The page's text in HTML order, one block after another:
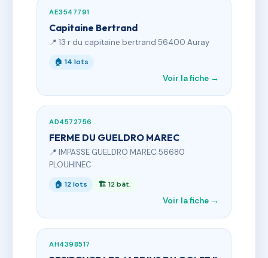
AE3547791
Capitaine Bertrand
📍 13 r du capitaine bertrand 56400 Auray
🏠 14 lots
Voir la fiche →
AD4572756
FERME DU GUELDRO MAREC
📍 IMPASSE GUELDRO MAREC 56680
PLOUHINEC
🏠 12 lots 🏗 12 bât.
Voir la fiche →
AH4398517